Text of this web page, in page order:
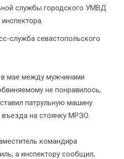
службы городского УМВД
служба севастопольского
мае между мужчинами
не понравилось,
патрульную машину
на стоянку МРЭО.
командира
а инспектору сообщил,